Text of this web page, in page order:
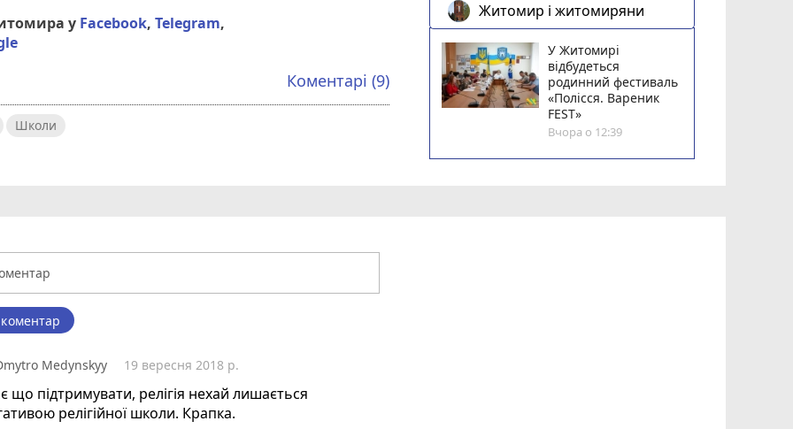
у Facebook,Telegram,
Коментарі (9)
Школи
Житомир і житомиряни
У Житомирі
відбудеться
родинний фестиваль
«Полісся. Вареник
FEST»
Вчора о 12:39
Medynskyy 19 вересня 2018 р.
що підтримувати, релігія нехай лишається
релігійної школи. Крапка.